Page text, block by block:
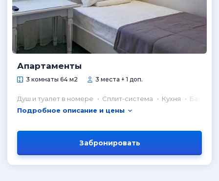
Апартаменты
3 комнаты 64 м2 3 места + 1 доп.
Душ и туалет в номере Сплит-система Кухня
Балкон
Подробное описание и цены
Забронировать